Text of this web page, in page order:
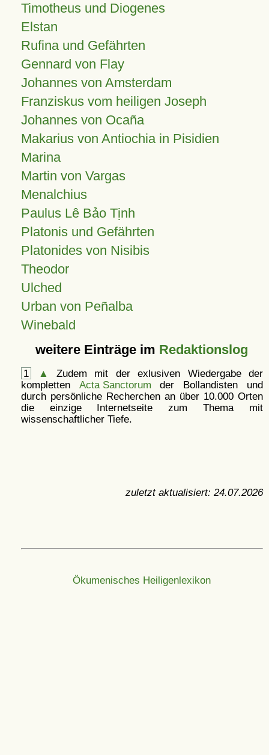
Timotheus und Diogenes
Elstan
Rufina und Gefährten
Gennard von Flay
Johannes von Amsterdam
Franziskus vom heiligen Joseph
Johannes von Ocaña
Makarius von Antiochia in Pisidien
Marina
Martin von Vargas
Menalchius
Paulus Lê Bảo Tịnh
Platonis und Gefährten
Platonides von Nisibis
Theodor
Ulched
Urban von Peñalba
Winebald
weitere Einträge im Redaktionslog
1 ▲
Zudem mit der exlusiven Wiedergabe der
kompletten Acta Sanctorum der Bollandisten und
durch persönliche Recherchen an über 10.000 Orten
die einzige Internetseite zum Thema mit
wissenschaftlicher Tiefe.
zuletzt aktualisiert: 24.07.2026
Ökumenisches Heiligenlexikon